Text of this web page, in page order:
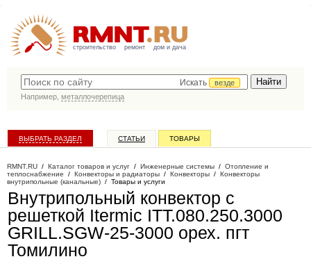
строительство ремонт дом и дача
Искать
везде
Например, металлочерепица
ВЫБРАТЬ РАЗДЕЛ СТАТЬИ ТОВАРЫ
RMNT.RU / Каталог товаров и услуг / Инженерные системы / Отопление и
теплоснабжение / Конвекторы и радиаторы / Конвекторы / Конвекторы
внутрипольные (канальные) / Товары и услуги
Внутрипольный конвектор с
решеткой Itermic ITT.080.250.3000
GRILL.SGW-25-3000 орех. пгт
Томилино